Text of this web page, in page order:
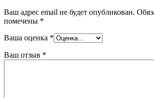
Ваш адрес email не будет опубликован.
помечены *
Ваша оценка *
Ваш отзыв *